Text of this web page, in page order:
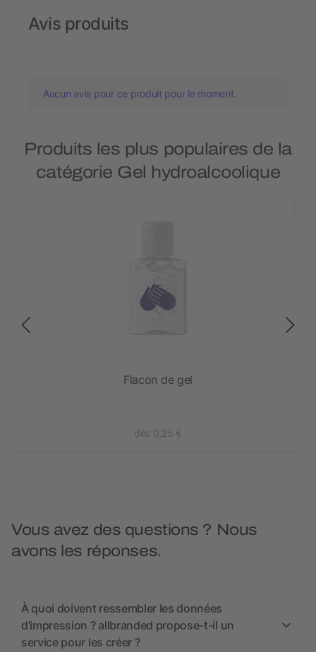
Avis produits
Aucun avis pour ce produit pour le moment.
Produits les plus populaires de la
catégorie Gel hydroalcoolique
Flacon de gel
dès 0,25 €
Vous avez des questions ? Nous
avons les réponses.
À quoi doivent ressembler les données
d’impression ? allbranded propose-t-il un
service pour les créer ?